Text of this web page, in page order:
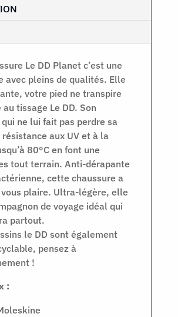
Le DD Planet c’est une
avec pleins de qualités. Elle
votre pied ne transpire
au tissage Le DD. Son
ne lui fait pas perdre sa
aux UV et à la
80°C en font une
tout terrain. Anti-dérapante
cette chaussure a
plaire. Ultra-légère, elle
de voyage idéal qui
partout.
le DD sont également
pensez à
!
: